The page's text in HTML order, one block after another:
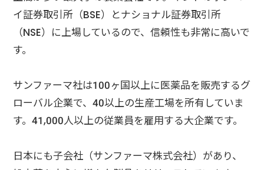
イ証券取引所（BSE）とナショナル証券取引所
（NSE）に上場しているので、信頼性も非常に高いで
す。
サンファーマ社は100ヶ国以上に医薬品を販売するグ
ローバル企業で、40以上の生産工場を所有していま
す。41,000人以上の従業員を雇用する大企業です。
日本にも子会社（サンファーマ株式会社）があり、